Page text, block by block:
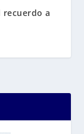
recuerdo a